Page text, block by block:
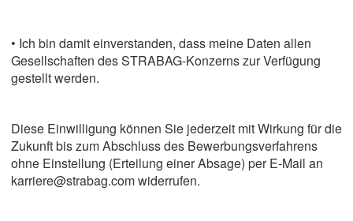
• Ich bin damit einverstanden, dass meine Daten allen
Gesellschaften des STRABAG-Konzerns zur Verfügung
gestellt werden.
Diese Einwilligung können Sie jederzeit mit Wirkung für die
Zukunft bis zum Abschluss des Bewerbungsverfahrens
ohne Einstellung (Erteilung einer Absage) per E-Mail an
karriere@strabag.com widerrufen.